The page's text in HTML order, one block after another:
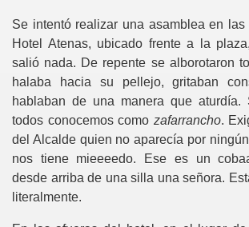
Se intentó realizar una asamblea en las
Hotel Atenas, ubicado frente a la
salió nada. De repente se alborotaron
halaba hacia su pellejo, gritaban
hablaban de una manera que
todos conocemos como zafarrancho.
del Alcalde quien no aparecía por
nos tiene mieeeedo. Ese es un
desde arriba de una silla una señora.
literalmente.